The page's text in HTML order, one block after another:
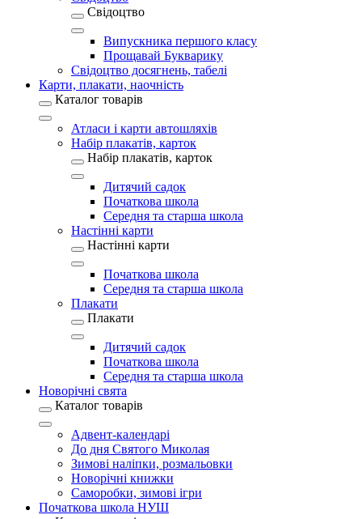
Свідоцтво
Випускника першого класу
Прощавай Букварику
Свідоцтво досягнень, табелі
Карти, плакати, наочність
Каталог товарів
Атласи і карти автошляхів
Набір плакатів, карток
Набір плакатів, карток
Дитячий садок
Початкова школа
Середня та старша школа
Настінні карти
Настінні карти
Початкова школа
Середня та старша школа
Плакати
Плакати
Дитячий садок
Початкова школа
Середня та старша школа
Новорічні свята
Каталог товарів
Адвент-календарі
До дня Святого Миколая
Зимові наліпки, розмальовки
Новорічні книжки
Саморобки, зимові ігри
Початкова школа НУШ